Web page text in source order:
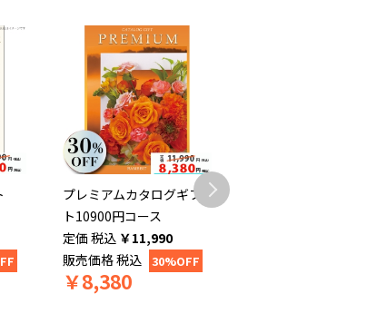
プレミアムカタログギフ
ト10900円コース
税込 ￥11,990
販売価格税込
￥8,380
30%OFF